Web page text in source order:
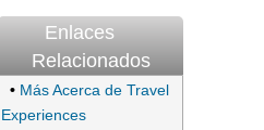
Enlaces
Relacionados
• Más Acerca de Travel
Experiences